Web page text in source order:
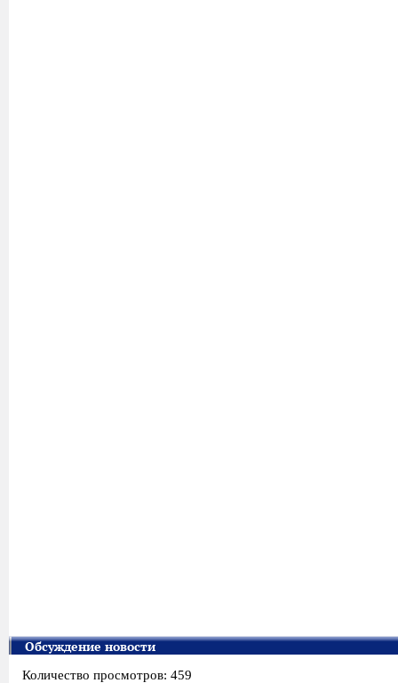
Обсуждение новости
Количество просмотров: 459